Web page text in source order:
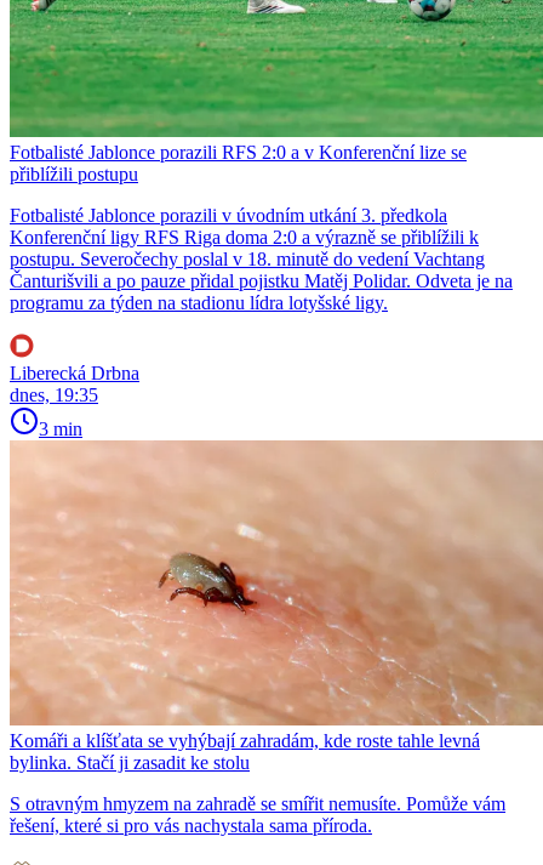
Fotbalisté Jablonce porazili RFS 2:0 a v Konferenční lize se
přiblížili postupu
Fotbalisté Jablonce porazili v úvodním utkání 3. předkola
Konferenční ligy RFS Riga doma 2:0 a výrazně se přiblížili k
postupu. Severočechy poslal v 18. minutě do vedení Vachtang
Čanturišvili a po pauze přidal pojistku Matěj Polidar. Odveta je na
programu za týden na stadionu lídra lotyšské ligy.
Liberecká Drbna
dnes, 19:35
3 min
Komáři a klíšťata se vyhýbají zahradám, kde roste tahle levná
bylinka. Stačí ji zasadit ke stolu
S otravným hmyzem na zahradě se smířit nemusíte. Pomůže vám
řešení, které si pro vás nachystala sama příroda.